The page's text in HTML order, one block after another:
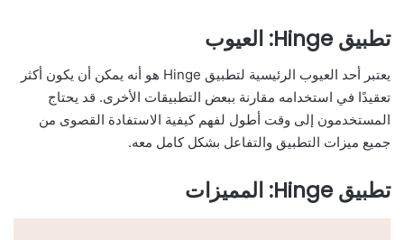
تطبيق Hinge: العيوب
يعتبر أحد العيوب الرئيسية لتطبيق Hinge هو أنه يمكن أن يكون أكثر
تعقيدًا في استخدامه مقارنة ببعض التطبيقات الأخرى. قد يحتاج
المستخدمون إلى وقت أطول لفهم كيفية الاستفادة القصوى من
جميع ميزات التطبيق والتفاعل بشكل كامل معه.
تطبيق Hinge: المميزات